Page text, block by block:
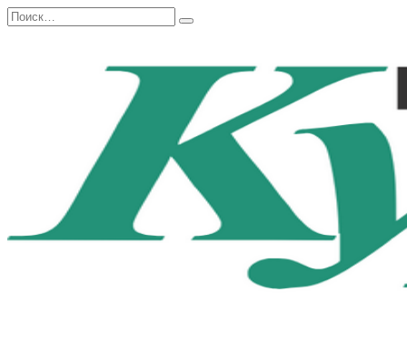
Перейти
к
Search
for: